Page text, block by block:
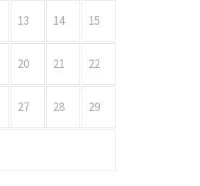
13 14 15
20 21 22
27 28 29